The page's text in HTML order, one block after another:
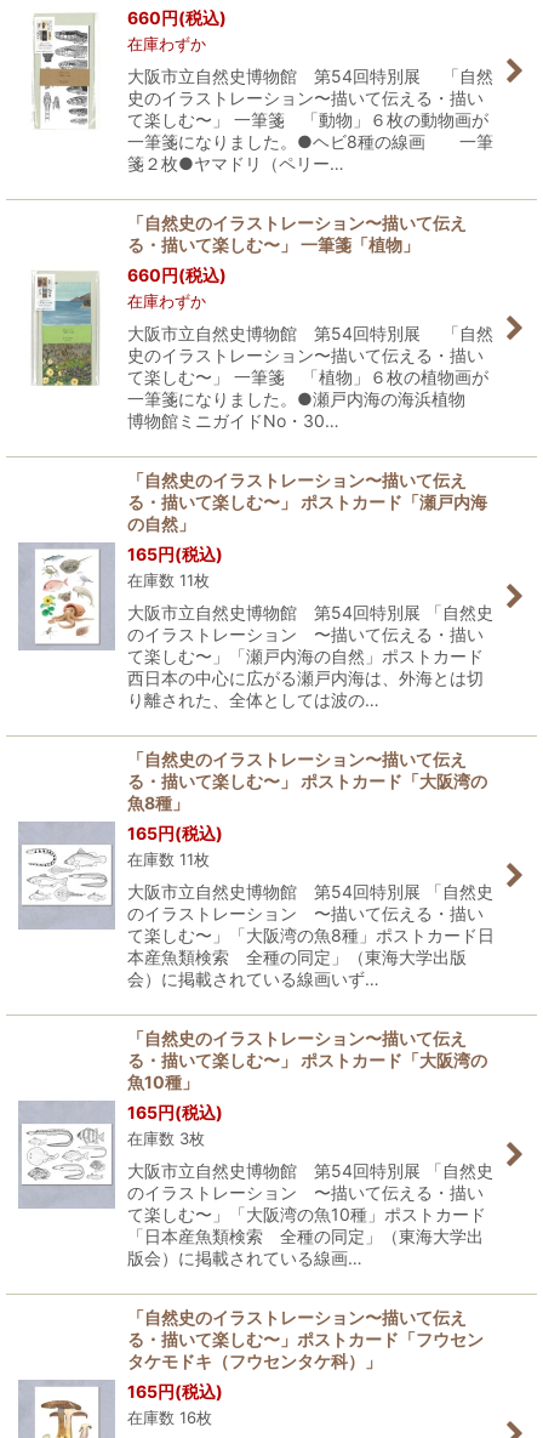
660円(税込)
在庫わずか
大阪市立自然史博物館 第54回特別展 「自然
史のイラストレーション〜描いて伝える・描い
て楽しむ〜」 一筆箋 「動物」６枚の動物画が
一筆箋になりました。●ヘビ8種の線画 一筆
箋２枚●ヤマドリ（ペリー…
「自然史のイラストレーション〜描いて伝え
る・描いて楽しむ〜」 一筆箋「植物」
660円(税込)
在庫わずか
大阪市立自然史博物館 第54回特別展 「自然
史のイラストレーション〜描いて伝える・描い
て楽しむ〜」 一筆箋 「植物」６枚の植物画が
一筆箋になりました。●瀬戸内海の海浜植物
博物館ミニガイドNo・30…
「自然史のイラストレーション〜描いて伝え
る・描いて楽しむ〜」 ポストカード「瀬戸内海
の自然」
165円(税込)
在庫数 11枚
大阪市立自然史博物館 第54回特別展 「自然史
のイラストレーション 〜描いて伝える・描い
て楽しむ〜」「瀬戸内海の自然」ポストカード
西日本の中心に広がる瀬戸内海は、外海とは切
り離された、全体としては波の…
「自然史のイラストレーション〜描いて伝え
る・描いて楽しむ〜」 ポストカード「大阪湾の
魚8種」
165円(税込)
在庫数 11枚
大阪市立自然史博物館 第54回特別展 「自然史
のイラストレーション 〜描いて伝える・描い
て楽しむ〜」「大阪湾の魚8種」ポストカード日
本産魚類検索 全種の同定」（東海大学出版
会）に掲載されている線画いず…
「自然史のイラストレーション〜描いて伝え
る・描いて楽しむ〜」 ポストカード「大阪湾の
魚10種」
165円(税込)
在庫数 3枚
大阪市立自然史博物館 第54回特別展 「自然史
のイラストレーション 〜描いて伝える・描い
て楽しむ〜」「大阪湾の魚10種」ポストカード
「日本産魚類検索 全種の同定」（東海大学出
版会）に掲載されている線画…
「自然史のイラストレーション〜描いて伝え
る・描いて楽しむ〜」ポストカード「フウセン
タケモドキ（フウセンタケ科）」
165円(税込)
在庫数 16枚